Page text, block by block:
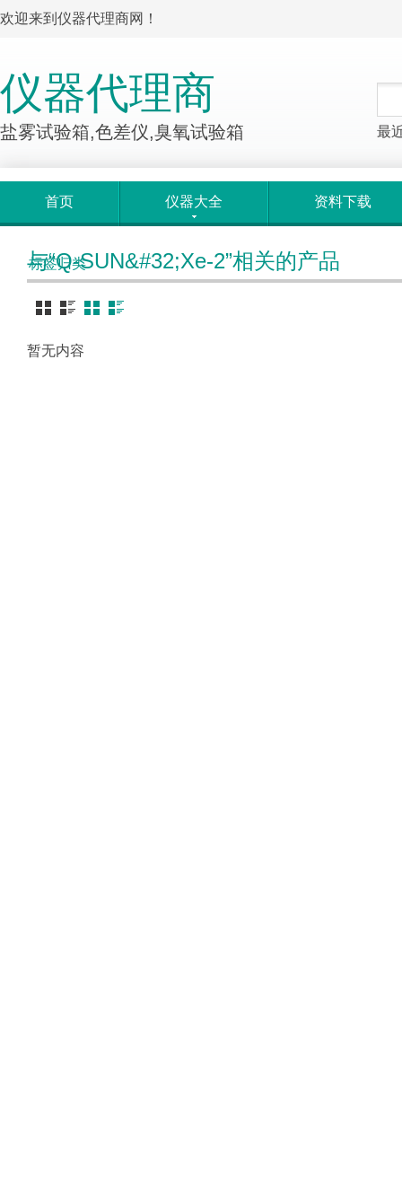
欢迎来到仪器代理商网！
仪器代理商
盐雾试验箱,色差仪,臭氧试验箱 最
首页 仪器大全 资料下载
标签归类
与“Q-SUN&#32;Xe-2”相关的产品
暂无内容